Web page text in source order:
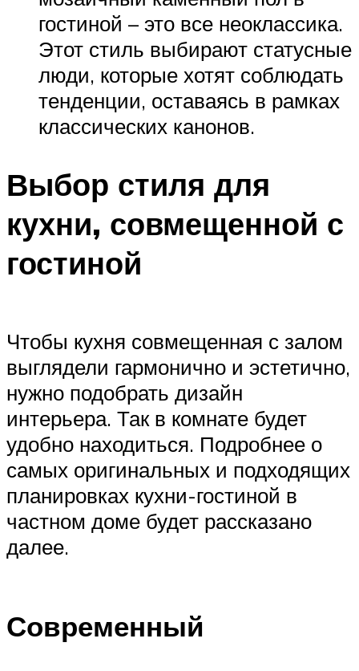
гостиной – это все неоклассика.
Этот стиль выбирают статусные
люди, которые хотят соблюдать
тенденции, оставаясь в рамках
классических канонов.
Выбор стиля для
кухни, совмещенной с
гостиной
Чтобы кухня совмещенная с залом
выглядели гармонично и эстетично,
нужно подобрать дизайн
интерьера. Так в комнате будет
удобно находиться. Подробнее о
самых оригинальных и подходящих
планировках кухни-гостиной в
частном доме будет рассказано
далее.
Современный